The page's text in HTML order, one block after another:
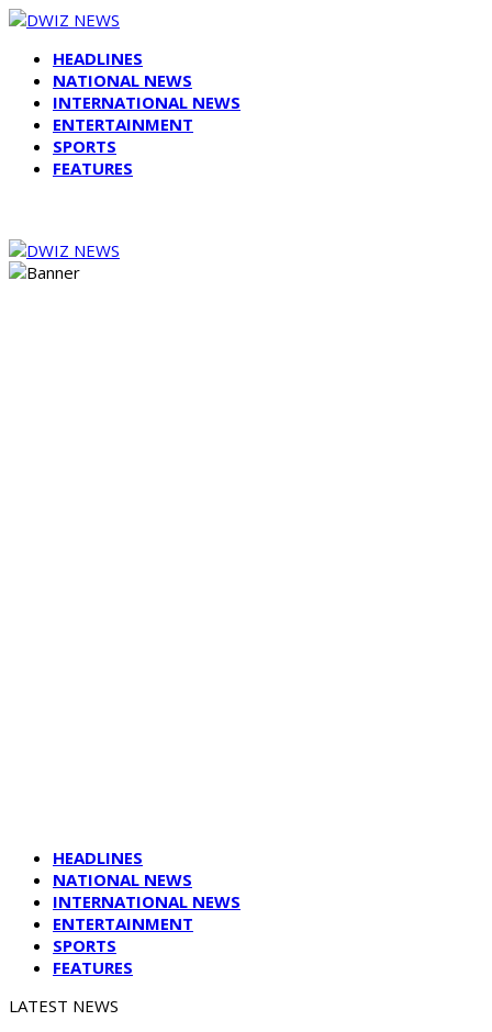
HEADLINES
NATIONAL NEWS
INTERNATIONAL NEWS
ENTERTAINMENT
SPORTS
FEATURES
HEADLINES
NATIONAL NEWS
INTERNATIONAL NEWS
ENTERTAINMENT
SPORTS
FEATURES
LATEST NEWS